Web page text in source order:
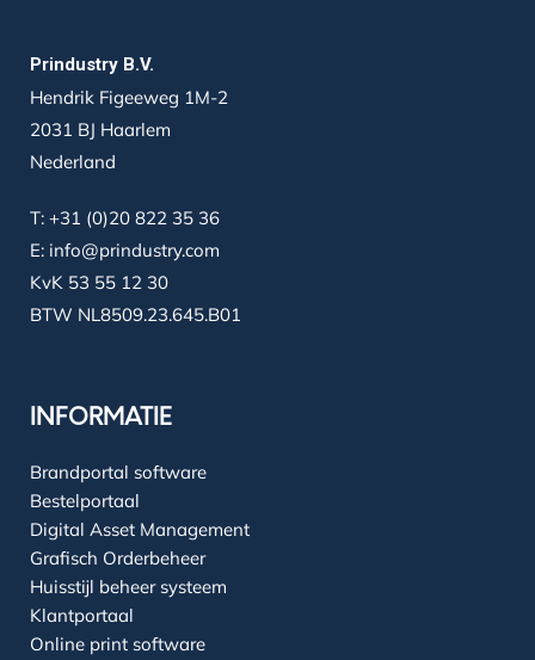
Prindustry B.V.
Hendrik Figeeweg 1M-2
2031 BJ Haarlem
Nederland
T: +31 (0)20 822 35 36
E: info@prindustry.com
KvK 53 55 12 30
BTW NL8509.23.645.B01
INFORMATIE
Brandportal software
Bestelportaal
Digital Asset Management
Grafisch Orderbeheer
Huisstijl beheer systeem
Klantportaal
Online print software